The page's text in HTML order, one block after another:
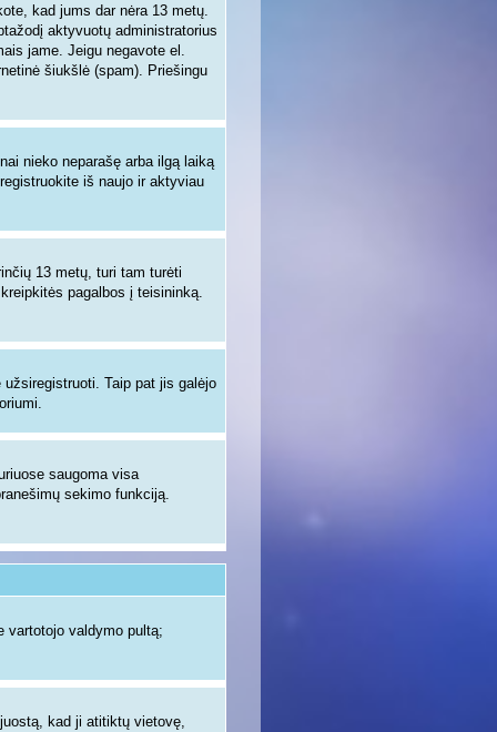
kad jums dar nėra 13 metų.
aktyvuotų administratorius
jame. Jeigu negavote el.
šiukšlė (spam). Priešingu
nieko neparašę arba ilgą laiką
iš naujo ir aktyviau
13 metų, turi tam turėti
pagalbos į teisininką.
Taip pat jis galėjo
saugoma visa
sekimo funkciją.
vartotojo valdymo pultą;
kad ji atitiktų vietovę,